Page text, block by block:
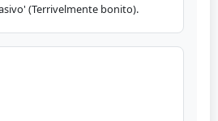
(Terrivelmente bonito).